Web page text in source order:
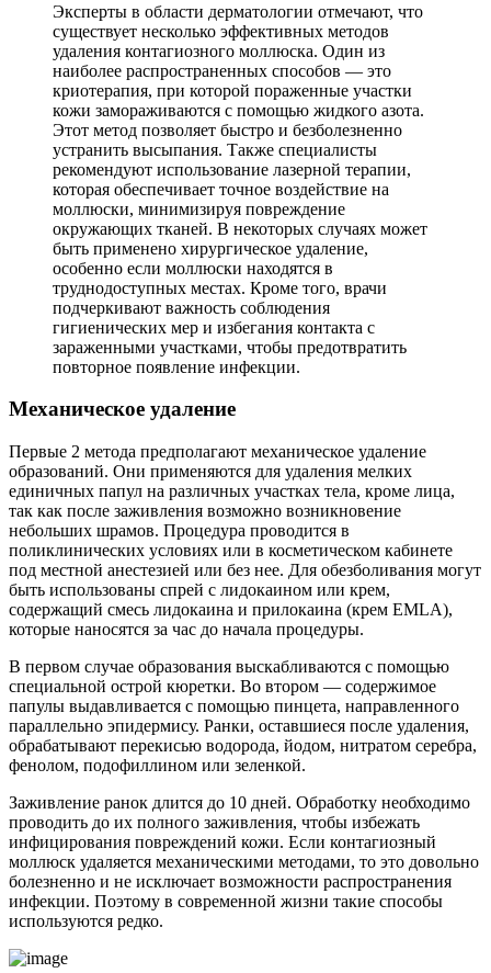
Эксперты в области дерматологии отмечают, что
существует несколько эффективных методов
удаления контагиозного моллюска. Один из
наиболее распространенных способов — это
криотерапия, при которой пораженные участки
кожи замораживаются с помощью жидкого азота.
Этот метод позволяет быстро и безболезненно
устранить высыпания. Также специалисты
рекомендуют использование лазерной терапии,
которая обеспечивает точное воздействие на
моллюски, минимизируя повреждение
окружающих тканей. В некоторых случаях может
быть применено хирургическое удаление,
особенно если моллюски находятся в
труднодоступных местах. Кроме того, врачи
подчеркивают важность соблюдения
гигиенических мер и избегания контакта с
зараженными участками, чтобы предотвратить
повторное появление инфекции.
Механическое удаление
Первые 2 метода предполагают механическое удаление
образований. Они применяются для удаления мелких
единичных папул на различных участках тела, кроме лица,
так как после заживления возможно возникновение
небольших шрамов. Процедура проводится в
поликлинических условиях или в косметическом кабинете
под местной анестезией или без нее. Для обезболивания могут
быть использованы спрей с лидокаином или крем,
содержащий смесь лидокаина и прилокаина (крем EMLA),
которые наносятся за час до начала процедуры.
В первом случае образования выскабливаются с помощью
специальной острой кюретки. Во втором — содержимое
папулы выдавливается с помощью пинцета, направленного
параллельно эпидермису. Ранки, оставшиеся после удаления,
обрабатывают перекисью водорода, йодом, нитратом серебра,
фенолом, подофиллином или зеленкой.
Заживление ранок длится до 10 дней. Обработку необходимо
проводить до их полного заживления, чтобы избежать
инфицирования повреждений кожи. Если контагиозный
моллюск удаляется механическими методами, то это довольно
болезненно и не исключает возможности распространения
инфекции. Поэтому в современной жизни такие способы
используются редко.